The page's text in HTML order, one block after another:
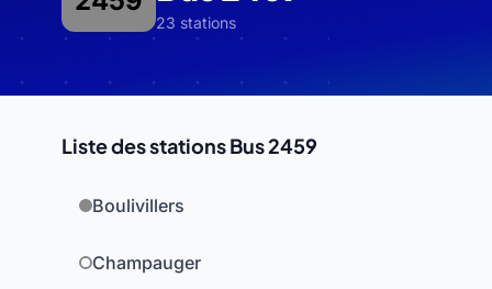
23 stations
Liste des stations Bus 2459
Boulivillers
Champauger